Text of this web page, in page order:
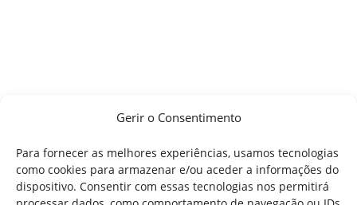
Gerir o Consentimento
Para fornecer as melhores experiências, usamos tecnologias
como cookies para armazenar e/ou aceder a informações do
dispositivo. Consentir com essas tecnologias nos permitirá